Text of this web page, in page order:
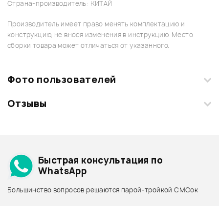
Страна-производитель: КИТАЙ
Производитель имеет право менять комплектацию и
конструкцию, не внося изменения в инструкцию. Место
сборки товара может отличаться от указанного.
Фото пользователей
Загрузите свои фотографии купленного товара и получите
Отзывы
Архив товаров - дешевле
Архив товаров - дороже
Все товары PEARL
Быстрая консультация по
WhatsApp
Большинство вопросов решаются парой-тройкой СМСок